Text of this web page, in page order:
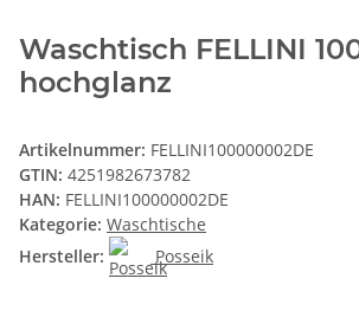
Waschtisch FELLINI
hochglanz
Artikelnummer: FELLINI100000002DE
GTIN: 4251982673782
HAN: FELLINI100000002DE
Kategorie: Waschtische
Hersteller:
Posseik